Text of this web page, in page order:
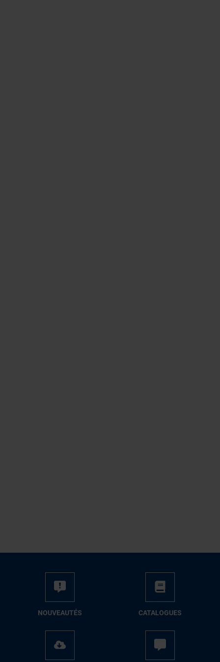
NOUVEAUTÉS CATALOGUES